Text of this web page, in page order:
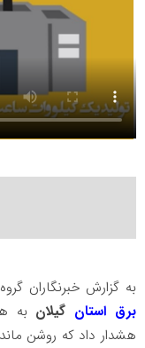
به گزارش خبرنگاران
برق استان گیلان به